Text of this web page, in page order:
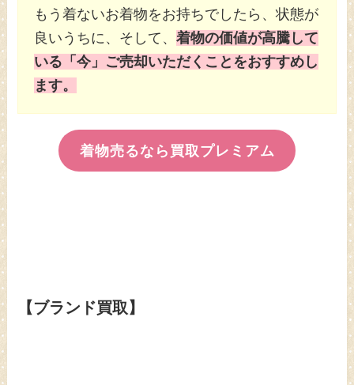
もう着ないお着物をお持ちでしたら、状態が
良いうちに、そして、着物の価値が高騰して
いる「今」ご売却いただくことをおすすめし
ます。
着物売るなら買取プレミアム
【ブランド買取】